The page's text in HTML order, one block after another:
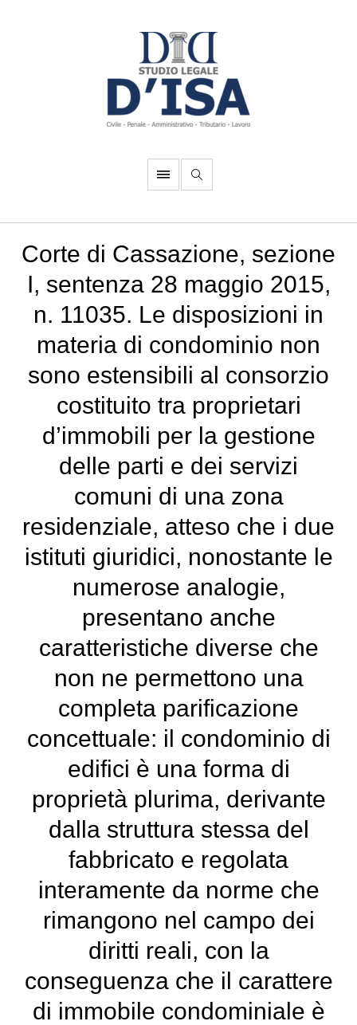
Corte di Cassazione, sezione
I, sentenza 28 maggio 2015,
n. 11035. Le disposizioni in
materia di condominio non
sono estensibili al consorzio
costituito tra proprietari
d’immobili per la gestione
delle parti e dei servizi
comuni di una zona
residenziale, atteso che i due
istituti giuridici, nonostante le
numerose analogie,
presentano anche
caratteristiche diverse che
non ne permettono una
completa parificazione
concettuale: il condominio di
edifici è una forma di
proprietà plurima, derivante
dalla struttura stessa del
fabbricato e regolata
interamente da norme che
rimangono nel campo dei
diritti reali, con la
conseguenza che il carattere
di immobile condominiale è